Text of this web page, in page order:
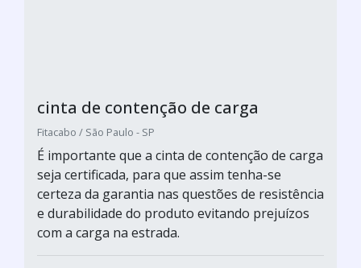
cinta de contenção de carga
Fitacabo / São Paulo - SP
É importante que a cinta de contenção de carga
seja certificada, para que assim tenha-se
certeza da garantia nas questões de resistência
e durabilidade do produto evitando prejuízos
com a carga na estrada.